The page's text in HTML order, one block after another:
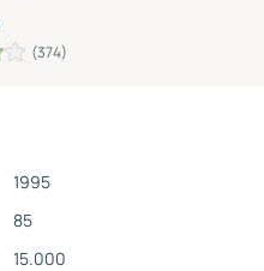
(374)
1995
85
15.000